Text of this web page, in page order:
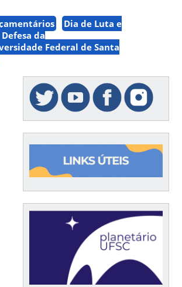
Dia de Luta e
da
Federal de Santa